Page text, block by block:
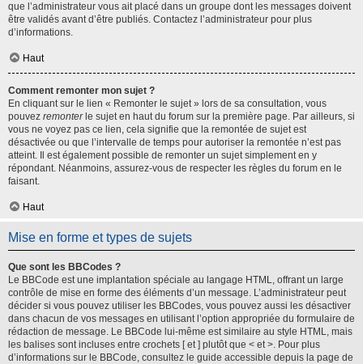
que l’administrateur vous ait placé dans un groupe dont les messages doivent
être validés avant d’être publiés. Contactez l’administrateur pour plus
d’informations.
Haut
Comment remonter mon sujet ?
En cliquant sur le lien « Remonter le sujet » lors de sa consultation, vous
pouvez remonterle sujet en haut du forum sur la première page. Par ailleurs, si
vous ne voyez pas ce lien, cela signifie que la remontée de sujet est
désactivée ou que l’intervalle de temps pour autoriser la remontée n’est pas
atteint. Il est également possible de remonter un sujet simplement en y
répondant. Néanmoins, assurez-vous de respecter les règles du forum en le
faisant.
Haut
Mise en forme et types de sujets
Que sont les BBCodes ?
Le BBCode est une implantation spéciale au langage HTML, offrant un large
contrôle de mise en forme des éléments d’un message. L’administrateur peut
décider si vous pouvez utiliser les BBCodes, vous pouvez aussi les désactiver
dans chacun de vos messages en utilisant l’option appropriée du formulaire de
rédaction de message. Le BBCode lui-même est similaire au style HTML, mais
les balises sont incluses entre crochets [ et ] plutôt que < et >. Pour plus
d’informations sur le BBCode, consultez le guide accessible depuis la page de